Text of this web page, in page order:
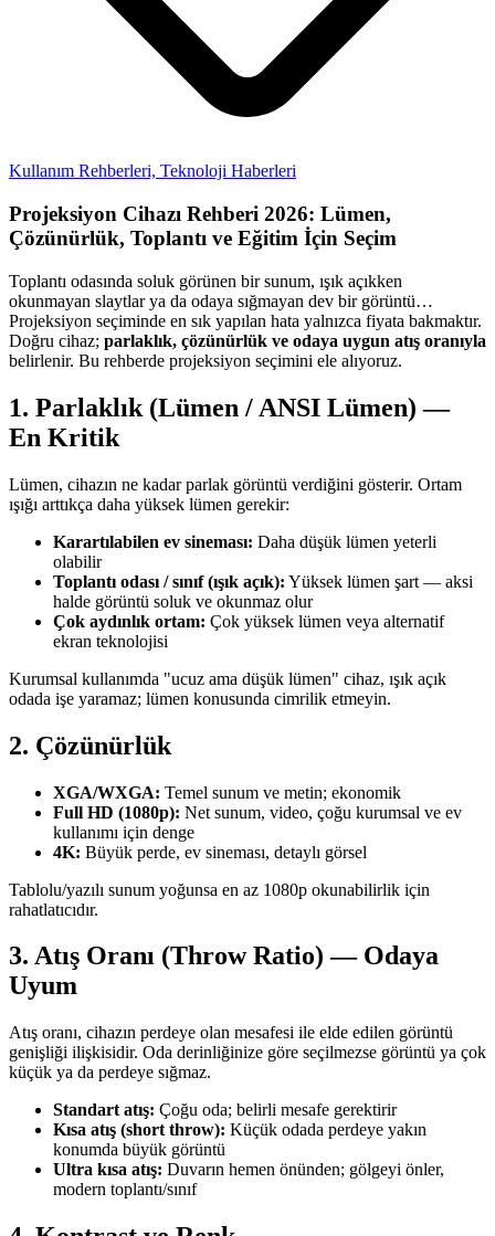
Kullanım Rehberleri, Teknoloji Haberleri
Projeksiyon Cihazı Rehberi 2026: Lümen,
Çözünürlük, Toplantı ve Eğitim İçin Seçim
Toplantı odasında soluk görünen bir sunum, ışık açıkken
okunmayan slaytlar ya da odaya sığmayan dev bir görüntü…
Projeksiyon seçiminde en sık yapılan hata yalnızca fiyata bakmaktır.
Doğru cihaz; parlaklık, çözünürlük ve odaya uygun atış oranıyla
belirlenir. Bu rehberde projeksiyon seçimini ele alıyoruz.
1. Parlaklık (Lümen / ANSI Lümen) —
En Kritik
Lümen, cihazın ne kadar parlak görüntü verdiğini gösterir. Ortam
ışığı arttıkça daha yüksek lümen gerekir:
Karartılabilen ev sineması: Daha düşük lümen yeterli
olabilir
Toplantı odası / sınıf (ışık açık): Yüksek lümen şart — aksi
halde görüntü soluk ve okunmaz olur
Çok aydınlık ortam: Çok yüksek lümen veya alternatif
ekran teknolojisi
Kurumsal kullanımda "ucuz ama düşük lümen" cihaz, ışık açık
odada işe yaramaz; lümen konusunda cimrilik etmeyin.
2. Çözünürlük
XGA/WXGA: Temel sunum ve metin; ekonomik
Full HD (1080p): Net sunum, video, çoğu kurumsal ve ev
kullanımı için denge
4K: Büyük perde, ev sineması, detaylı görsel
Tablolu/yazılı sunum yoğunsa en az 1080p okunabilirlik için
rahatlatıcıdır.
3. Atış Oranı (Throw Ratio) — Odaya
Uyum
Atış oranı, cihazın perdeye olan mesafesi ile elde edilen görüntü
genişliği ilişkisidir. Oda derinliğinize göre seçilmezse görüntü ya çok
küçük ya da perdeye sığmaz.
Standart atış: Çoğu oda; belirli mesafe gerektirir
Kısa atış (short throw): Küçük odada perdeye yakın
konumda büyük görüntü
Ultra kısa atış: Duvarın hemen önünden; gölgeyi önler,
modern toplantı/sınıf